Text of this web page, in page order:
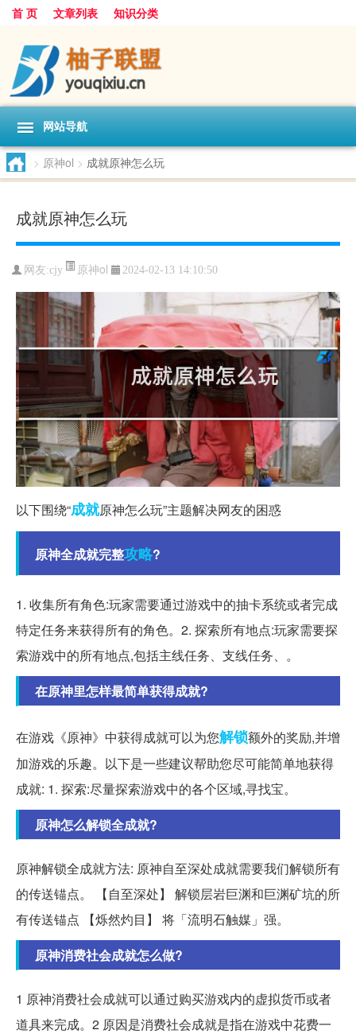
首 页 文章列表 知识分类
网站导航
> 原神ol > 成就原神怎么玩
成就原神怎么玩
网友:cjy 原神ol 2024-02-13 14:10:50
以下围绕“成就原神怎么玩”主题解决网友的困惑
原神全成就完整攻略?
1. 收集所有角色:玩家需要通过游戏中的抽卡系统或者完成
特定任务来获得所有的角色。2. 探索所有地点:玩家需要探
索游戏中的所有地点,包括主线任务、支线任务、。
在原神里怎样最简单获得成就?
在游戏《原神》中获得成就可以为您解锁额外的奖励,并增
加游戏的乐趣。以下是一些建议帮助您尽可能简单地获得
成就: 1. 探索:尽量探索游戏中的各个区域,寻找宝。
原神怎么解锁全成就?
原神解锁全成就方法: 原神自至深处成就需要我们解锁所有
的传送锚点。 【自至深处】 解锁层岩巨渊和巨渊矿坑的所
有传送锚点 【烁然灼目】 将「流明石触媒」强。
原神消费社会成就怎么做?
1 原神消费社会成就可以通过购买游戏内的虚拟货币或者
道具来完成。2 原因是消费社会成就是指在游戏中花费一